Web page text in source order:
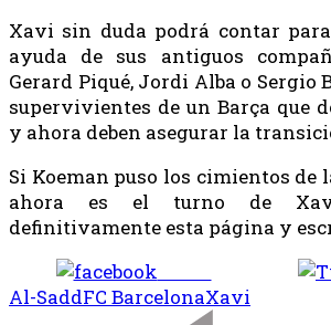
Xavi sin duda podrá contar
ayuda de sus antiguos
Gerard Piqué, Jordi Alba o Sergio
supervivientes de un Barça que
y ahora deben asegurar la
Si Koeman puso los cimientos de
ahora es el turno de
definitivamente esta página y
Al-SaddFC BarcelonaXavi